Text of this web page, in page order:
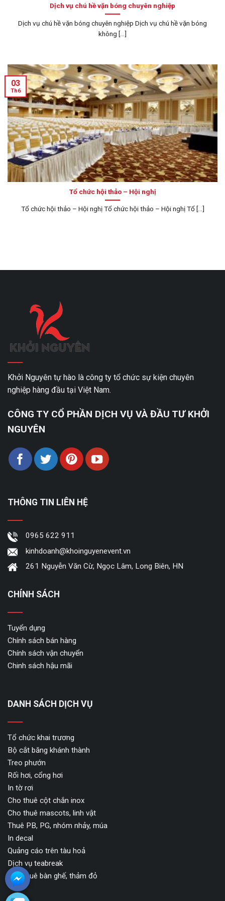
Dịch vụ chú hề vặn bóng chuyên nghiệp
Dịch vụ chú hề vặn bóng chuyên nghiệp Dịch vụ chú hề vặn bóng
không [...]
Tổ chức hội thảo – Hội nghị
Tổ chức hội thảo – Hội nghị Tổ chức hội thảo – Hội nghị Tổ [...]
03
Th6
Khởi Nguyên tự hào là công ty tổ chức sự kiện chuyên
nghiệp hàng đầu tại Việt Nam.
CÔNG TY CỔ PHẦN DỊCH VỤ VÀ ĐẦU TƯ KHỞI
NGUYÊN
THÔNG TIN LIÊN HỆ
0965 622 911
kinhdoanh@khoinguyenevent.vn
261 Nguyễn Văn Cừ, Ngọc Lâm, Long Biên, HN
CHÍNH SÁCH
Tuyển dụng
Chính sách bán hàng
Chính sách vận chuyển
Chinh sách hậu mãi
DANH SÁCH DỊCH VỤ
Tổ chức khai trương
Bộ cắt băng khánh thành
Treo phướn
Rối hơi, cổng hơi
In tờ rơi
Cho thuê cột chắn inox
Cho thuê mascots, linh vật
Thuê PB, PG, nhóm nhảy, múa
In decal
Quảng cáo trên tàu hoả
Dịch vụ teabreak
Cho thuê bàn ghế, thảm đỏ